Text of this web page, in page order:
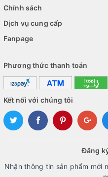
giá!
Từ khóa: cửa hàng sửa chữa
điện thoại, thay màn hình,
Chính sách
Dịch vụ cung cấp
Fanpage
Phương thức thanh toán
Kết nối với chúng tôi
Đăng
Nhận thông tin sản phẩm mới